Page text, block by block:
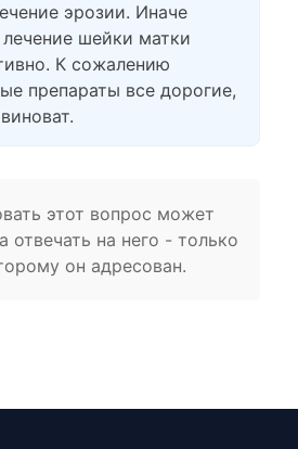
эрозии. Иначе
шейки матки
К сожалению
препараты все дорогие,
этот вопрос может
отвечать на него - только
он адресован.